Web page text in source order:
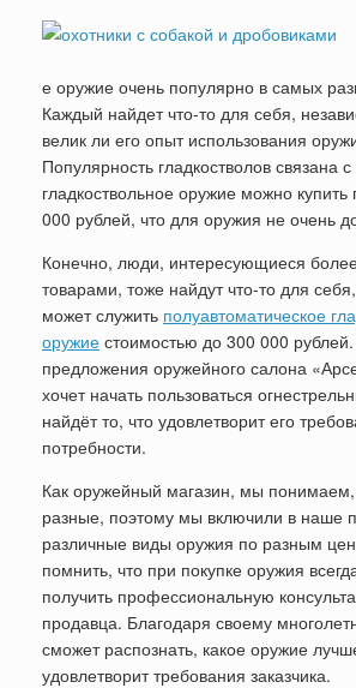
е оружие очень популярно в самых
Каждый найдет что-то для себя,
велик ли его опыт использования
Популярность гладкостволов связана
гладкоствольное оружие можно
000 рублей, что для оружия не очень
Конечно, люди, интересующиеся
товарами, тоже найдут что-то для
может служить полуавтоматическое
оружие стоимостью до 300 000
предложения оружейного салона
хочет начать пользоваться
найдёт то, что удовлетворит его
потребности.
Как оружейный магазин, мы
разные, поэтому мы включили в наше
различные виды оружия по разным
помнить, что при покупке оружия
получить профессиональную
продавца. Благодаря своему
сможет распознать, какое оружие
удовлетворит требования заказчика.